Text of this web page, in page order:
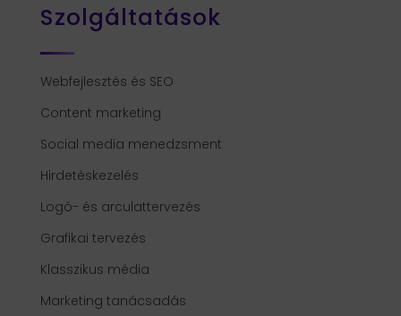
Szolgáltatások
Webfejlesztés és SEO
Content marketing
Social media menedzsment
Hirdetéskezelés
Logó- és arculattervezés
Grafikai tervezés
Klasszikus média
Marketing tanácsadás